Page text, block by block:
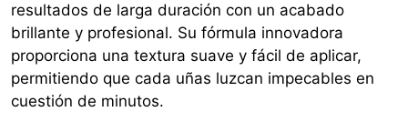
resultados de larga duración con un acabado
brillante y profesional. Su fórmula innovadora
proporciona una textura suave y fácil de aplicar,
permitiendo que cada uñas luzcan impecables en
cuestión de minutos.